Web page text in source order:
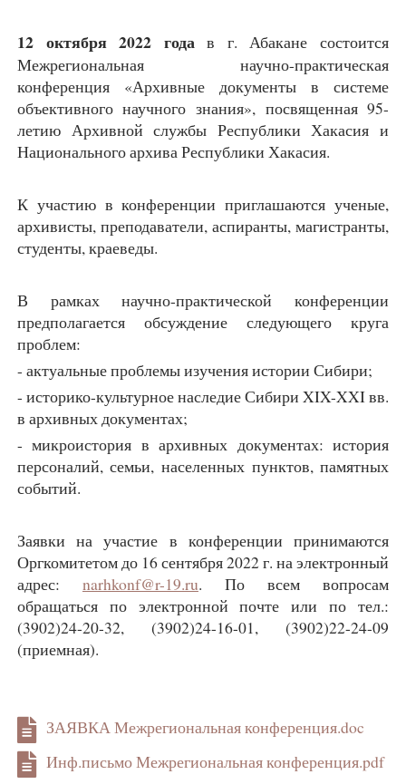
12 октября 2022 годав г. Абакане состоится
Межрегиональная научно-практическая
конференция «Архивные документы в системе
объективного научного знания», посвященная 95-
летию Архивной службы Республики Хакасия и
Национального архива Республики Хакасия.
К участию в конференции приглашаются ученые,
архивисты, преподаватели, аспиранты, магистранты,
студенты, краеведы.
В рамках научно-практической конференции
предполагается обсуждение следующего круга
проблем:
- актуальные проблемы изучения истории Сибири;
- историко-культурное наследие Сибири XIX-XXI вв.
в архивных документах;
- микроистория в архивных документах: история
персоналий, семьи, населенных пунктов, памятных
событий.
Заявки на участие в конференции принимаются
Оргкомитетом до 16 сентября 2022 г. на электронный
адрес: narhkonf@r-19.ru. По всем вопросам
обращаться по электронной почте или по тел.:
(3902)24-20-32, (3902)24-16-01, (3902)22-24-09
(приемная).
ЗАЯВКА Межрегиональная конференция.doc
Инф.письмо Межрегиональная конференция.pdf